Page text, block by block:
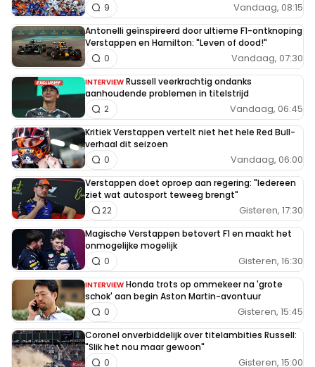
Vandaag, 08:15
9
Antonelli geïnspireerd door ultieme F1-ontknoping
Verstappen en Hamilton: "Leven of dood!"
Vandaag, 07:30
0
INTERVIEW Russell veerkrachtig ondanks
aanhoudende problemen in titelstrijd
Vandaag, 06:45
2
Kritiek Verstappen vertelt niet het hele Red Bull-
verhaal dit seizoen
Vandaag, 06:00
0
Verstappen doet oproep aan regering: "Iedereen
ziet wat autosport teweeg brengt"
Gisteren, 17:30
22
Magische Verstappen betovert F1 en maakt het
onmogelijke mogelijk
Gisteren, 16:30
0
INTERVIEW Honda trots op ommekeer na 'grote
schok' aan begin Aston Martin-avontuur
Gisteren, 15:45
0
Coronel onverbiddelijk over titelambities Russell:
"Slik het nou maar gewoon"
Gisteren, 15:00
0